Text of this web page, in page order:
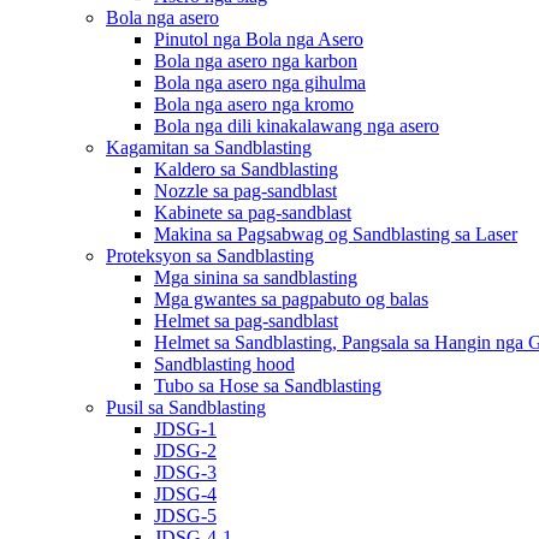
Bola nga asero
Pinutol nga Bola nga Asero
Bola nga asero nga karbon
Bola nga asero nga gihulma
Bola nga asero nga kromo
Bola nga dili kinakalawang nga asero
Kagamitan sa Sandblasting
Kaldero sa Sandblasting
Nozzle sa pag-sandblast
Kabinete sa pag-sandblast
Makina sa Pagsabwag og Sandblasting sa Laser
Proteksyon sa Sandblasting
Mga sinina sa sandblasting
Mga gwantes sa pagpabuto og balas
Helmet sa pag-sandblast
Helmet sa Sandblasting, Pangsala sa Hangin nga
Sandblasting hood
Tubo sa Hose sa Sandblasting
Pusil sa Sandblasting
JDSG-1
JDSG-2
JDSG-3
JDSG-4
JDSG-5